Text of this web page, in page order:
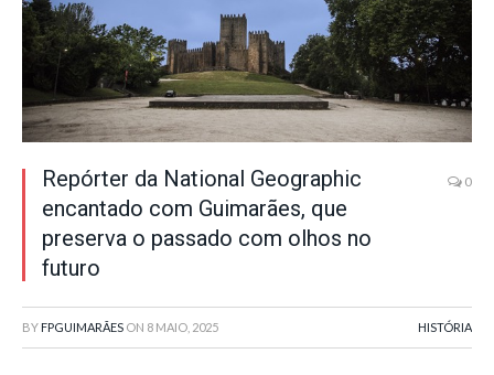
Repórter da National Geographic
encantado com Guimarães, que
preserva o passado com olhos no
futuro
0
BY FPGUIMARÃES ON 8 MAIO, 2025 HISTÓRIA